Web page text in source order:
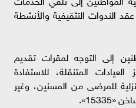
الندوات التثقيفية والأنشطة
إلى التوجه لمقرات تقديم
المتنقلة، للاستفادة
للمرضى من المسنين، وغير